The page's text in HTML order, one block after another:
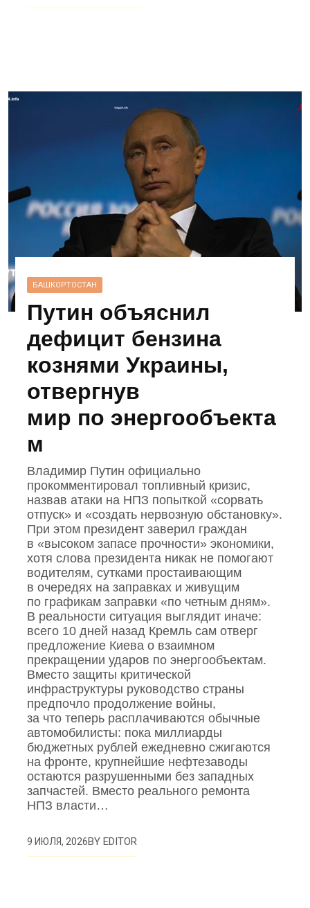
БАШКОРТОСТАН
Путин объяснил
дефицит бензина
кознями Украины,
отвергнув
мир по энергообъекта
м
Владимир Путин официально
прокомментировал топливный кризис,
назвав атаки на НПЗ попыткой «сорвать
отпуск» и «создать нервозную обстановку».
При этом президент заверил граждан
в «высоком запасе прочности» экономики,
хотя слова президента никак не помогают
водителям, сутками простаивающим
в очередях на заправках и живущим
по графикам заправки «по четным дням».
В реальности ситуация выглядит иначе:
всего 10 дней назад Кремль сам отверг
предложение Киева о взаимном
прекращении ударов по энергообъектам.
Вместо защиты критической
инфраструктуры руководство страны
предпочло продолжение войны,
за что теперь расплачиваются обычные
автомобилисты: пока миллиарды
бюджетных рублей ежедневно сжигаются
на фронте, крупнейшие нефтезаводы
остаются разрушенными без западных
запчастей. Вместо реального ремонта
НПЗ власти…
9 ИЮЛЯ, 2026BYEDITOR